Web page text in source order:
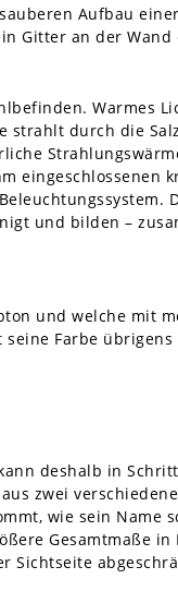
Aufbau
Gitter an der Wand
Warmes
strahlt durch die
eingeschlossenen
und bilden –
und welche mit
Farbe übrigens
deshalb in
zwei
wie sein Name
Gesamtmaße in
Sichtseite